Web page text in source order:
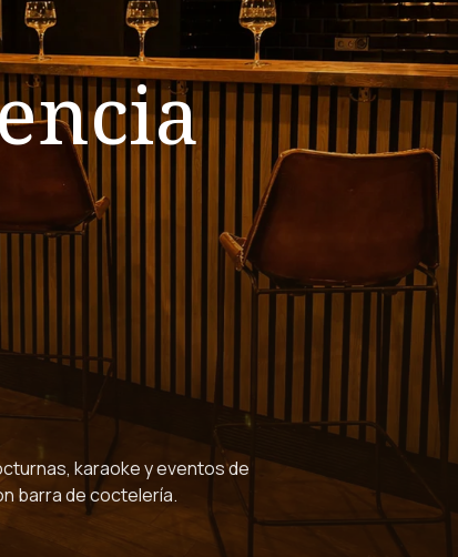
karaoke y eventos de
barra de coctelería.